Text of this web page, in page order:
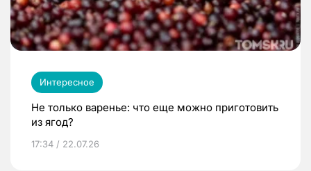
Интересное
Не только варенье: что еще можно приготовить
из ягод?
17:34 / 22.07.26